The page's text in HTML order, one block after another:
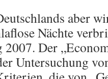
aber
Nächte
2007. Der
Untersuchung